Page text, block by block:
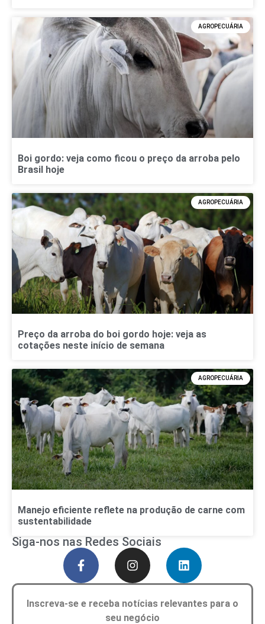
AGROPECUÁRIA
Boi gordo: veja como ficou o preço da arroba pelo
Brasil hoje
AGROPECUÁRIA
Preço da arroba do boi gordo hoje: veja as
cotações neste início de semana
AGROPECUÁRIA
Manejo eficiente reflete na produção de carne com
sustentabilidade
Siga-nos nas Redes Sociais
Inscreva-se e receba notícias relevantes para o
seu negócio